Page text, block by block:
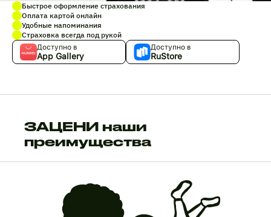
Быстрое оформление страхования
Оплата картой онлайн
Удобные напоминания
Страховка всегда под рукой
Доступно в
App Gallery
Доступно в
RuStore
ЗАЦЕНИ наши
преимущества